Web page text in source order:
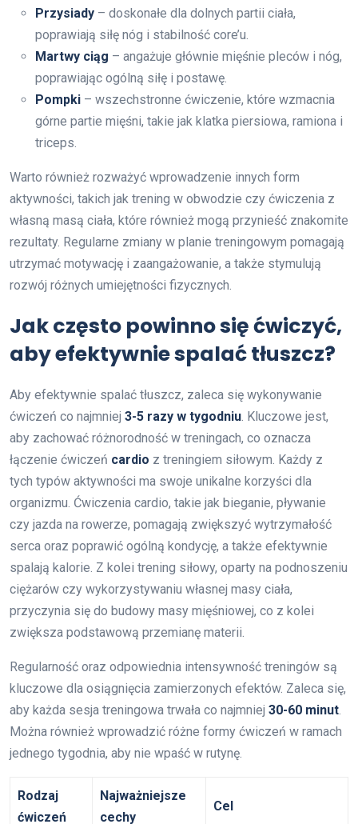
Przysiady – doskonałe dla dolnych partii ciała,
poprawiają siłę nóg i stabilność core’u.
Martwy ciąg – angażuje głównie mięśnie pleców i nóg,
poprawiając ogólną siłę i postawę.
Pompki – wszechstronne ćwiczenie, które wzmacnia
górne partie mięśni, takie jak klatka piersiowa, ramiona i
triceps.
Warto również rozważyć wprowadzenie innych form
aktywności, takich jak trening w obwodzie czy ćwiczenia z
własną masą ciała, które również mogą przynieść znakomite
rezultaty. Regularne zmiany w planie treningowym pomagają
utrzymać motywację i zaangażowanie, a także stymulują
rozwój różnych umiejętności fizycznych.
Jak często powinno się ćwiczyć,
aby efektywnie spalać tłuszcz?
Aby efektywnie spalać tłuszcz, zaleca się wykonywanie
ćwiczeń co najmniej 3-5 razy w tygodniu . Kluczowe jest,
aby zachować różnorodność w treningach, co oznacza
łączenie ćwiczeń cardio z treningiem siłowym. Każdy z
tych typów aktywności ma swoje unikalne korzyści dla
organizmu. Ćwiczenia cardio, takie jak bieganie, pływanie
czy jazda na rowerze, pomagają zwiększyć wytrzymałość
serca oraz poprawić ogólną kondycję, a także efektywnie
spalają kalorie. Z kolei trening siłowy, oparty na podnoszeniu
ciężarów czy wykorzystywaniu własnej masy ciała,
przyczynia się do budowy masy mięśniowej, co z kolei
zwiększa podstawową przemianę materii.
Regularność oraz odpowiednia intensywność treningów są
kluczowe dla osiągnięcia zamierzonych efektów. Zaleca się,
aby każda sesja treningowa trwała co najmniej 30-60 minut
Można również wprowadzić różne formy ćwiczeń w ramach
jednego tygodnia, aby nie wpaść w rutynę.
Rodzaj
ćwiczeń
Najważniejsze
cechy
Cel